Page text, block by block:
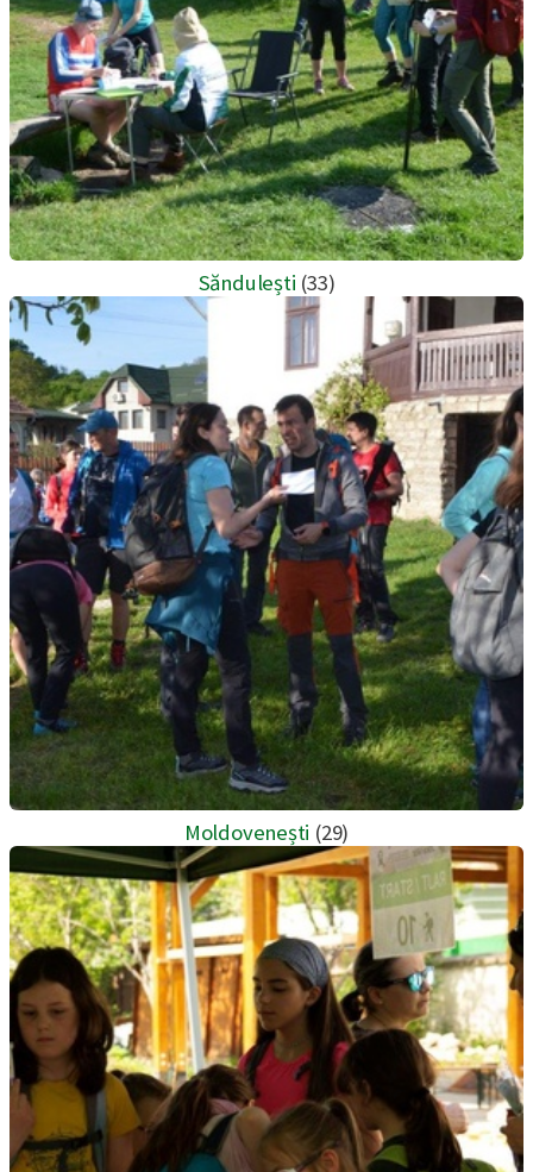
Săndulești (33)
Moldovenești (29)